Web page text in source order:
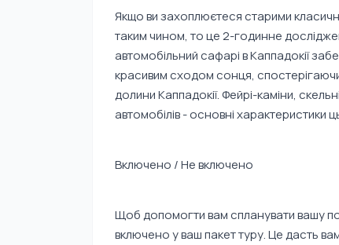
Якщо ви захоплюєтеся старими
таким чином, то це 2-годинне
автомобільний сафарі в Каппадокії
красивим сходом сонця,
долини Каппадокії. Фейрі-каміни,
автомобілів - основні характеристики
Включено / Не включено
Щоб допомогти вам спланувати вашу
включено у ваш пакет туру. Це дасть